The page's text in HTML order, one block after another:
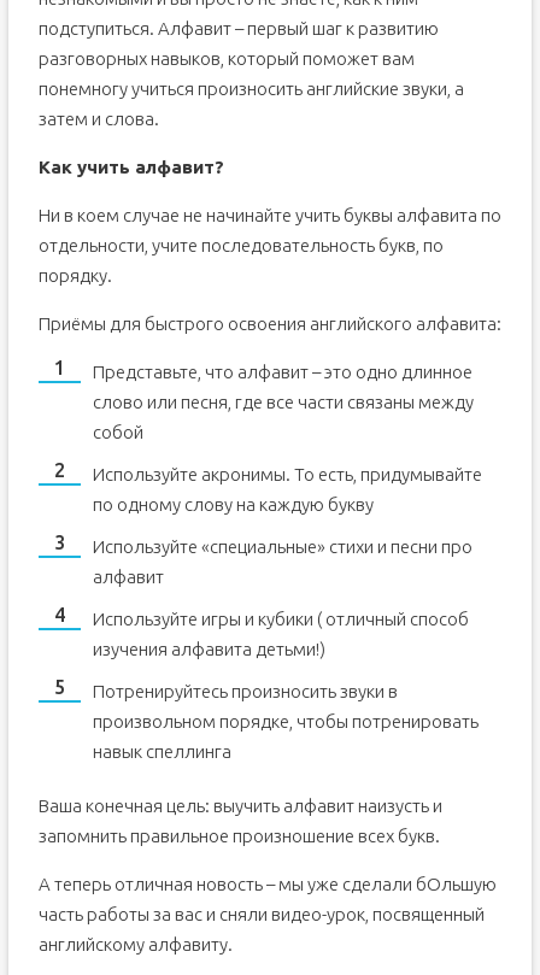
подступиться. Алфавит – первый шаг к развитию
разговорных навыков, который поможет вам
понемногу учиться произносить английские звуки, а
затем и слова.
Как учить алфавит?
Ни в коем случае не начинайте учить буквы алфавита по
отдельности, учите последовательность букв, по
порядку.
Приёмы для быстрого освоения английского алфавита:
Представьте, что алфавит – это одно длинное
слово или песня, где все части связаны между
собой
Используйте акронимы. То есть, придумывайте
по одному слову на каждую букву
Используйте «специальные» стихи и песни про
алфавит
Используйте игры и кубики ( отличный способ
изучения алфавита детьми!)
Потренируйтесь произносить звуки в
произвольном порядке, чтобы потренировать
навык спеллинга
Ваша конечная цель: выучить алфавит наизусть и
запомнить правильное произношение всех букв.
А теперь отличная новость – мы уже сделали бОльшую
часть работы за вас и сняли видео-урок, посвященный
английскому алфавиту.